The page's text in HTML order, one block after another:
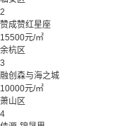
2
赞成赞红星座
15500元/㎡
余杭区
3
融创森与海之城
10000元/㎡
萧山区
4